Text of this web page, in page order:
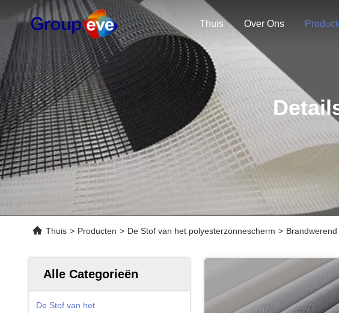
Thuis Over Ons
Thuis > Producten > De Stof van het polyesterzonnescherm >
Alle Categorieën
De Stof van het